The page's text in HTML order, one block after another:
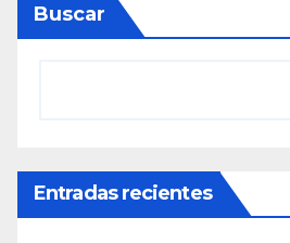
Buscar
Entradas recientes